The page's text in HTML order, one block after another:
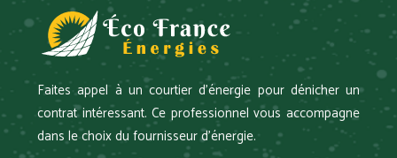
Faites appel à un courtier d’énergie pour dénicher un
contrat intéressant. Ce professionnel vous accompagne
dans le choix du fournisseur d’énergie.